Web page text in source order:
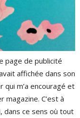
page de publicité
affichée dans son
qui m’a encouragé et
C’est à
dans ce sens où tout